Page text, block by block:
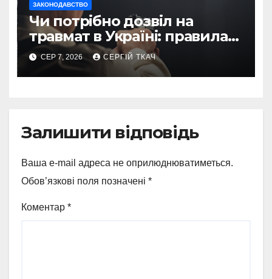
ЗАКОНОДАВСТВО
Чи потрібно дозвіл на
травмат в Україні: правила
2026
СЕР 7, 2026 СЕРГІЙ ТКАЧ
Залишити відповідь
Ваша e-mail адреса не оприлюднюватиметься.
Обов’язкові поля позначені *
Коментар *